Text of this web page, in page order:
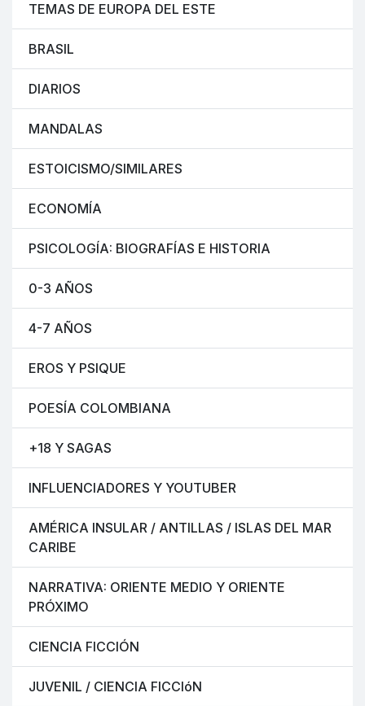
TEMAS DE EUROPA DEL ESTE
BRASIL
DIARIOS
MANDALAS
ESTOICISMO/SIMILARES
ECONOMÍA
PSICOLOGÍA: BIOGRAFÍAS E HISTORIA
0-3 AÑOS
4-7 AÑOS
EROS Y PSIQUE
POESÍA COLOMBIANA
+18 Y SAGAS
INFLUENCIADORES Y YOUTUBER
AMÉRICA INSULAR / ANTILLAS / ISLAS DEL MAR
CARIBE
NARRATIVA: ORIENTE MEDIO Y ORIENTE
PRÓXIMO
CIENCIA FICCIÓN
JUVENIL / CIENCIA FICCIóN